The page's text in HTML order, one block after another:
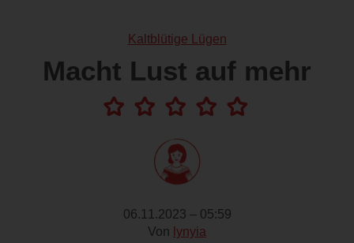
Kaltblütige Lügen
Macht Lust auf mehr
06.11.2023 – 05:59
Von lynyia